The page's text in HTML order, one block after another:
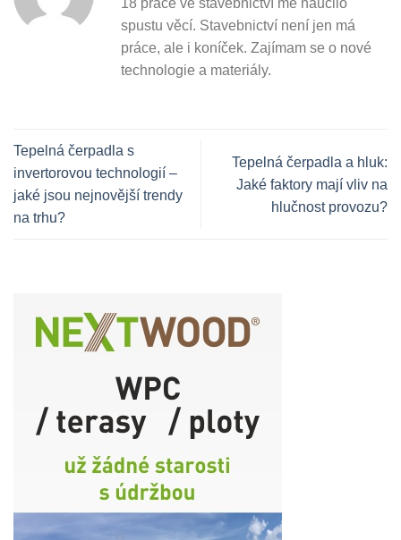
18 práce ve stavebnictví mě naučilo
spustu věcí. Stavebnictví není jen má
práce, ale i koníček. Zajímam se o nové
technologie a materiály.
Tepelná čerpadla s
invertorovou technologií –
jaké jsou nejnovější trendy
na trhu?
Tepelná čerpadla a hluk:
Jaké faktory mají vliv na
hlučnost provozu?